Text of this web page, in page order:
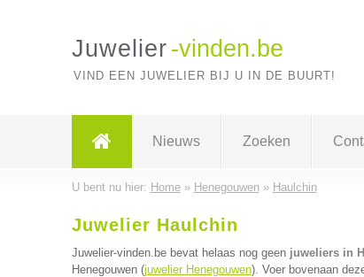
Juwelier -vinden.be
VIND EEN JUWELIER BIJ U IN DE BUURT!
Nieuws Zoeken
U bent nu hier: Home» Henegouwen» Haulchin
Juwelier Haulchin
Juwelier-vinden.be bevat helaas nog geen juweliers in
Henegouwen (juwelier Henegouwen). Voer bovenaan